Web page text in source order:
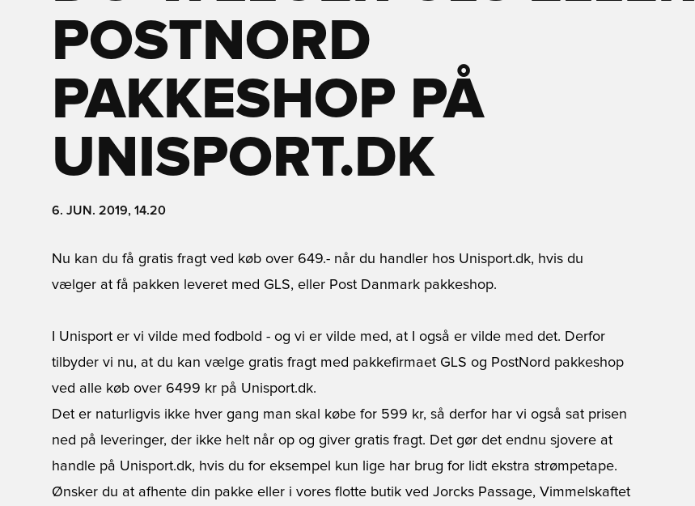
POSTNORD
PAKKESHOP PÅ
UNISPORT.DK
6. JUN. 2019, 14.20
Nu kan du få gratis fragt ved køb over 649.- når du handler hos Unisport.dk, hvis du
vælger at få pakken leveret med GLS, eller Post Danmark pakkeshop.
I Unisport er vi vilde med fodbold - og vi er vilde med, at I også er vilde med det. Derfor
tilbyder vi nu, at du kan vælge gratis fragt med pakkefirmaet GLS og PostNord pakkeshop
ved alle køb over 6499 kr på Unisport.dk.
Det er naturligvis ikke hver gang man skal købe for 599 kr, så derfor har vi også sat prisen
ned på leveringer, der ikke helt når op og giver gratis fragt. Det gør det endnu sjovere at
handle på Unisport.dk, hvis du for eksempel kun lige har brug for lidt ekstra strømpetape.
Ønsker du at afhente din pakke eller i vores flotte butik ved Jorcks Passage, Vimmelskaftet